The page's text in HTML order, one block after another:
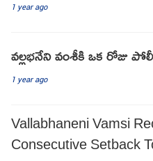
1 year ago
వల్లభనేని వంశీకి ఒక రోజు
1 year ago
Vallabhaneni Vamsi
Consecutive Setback